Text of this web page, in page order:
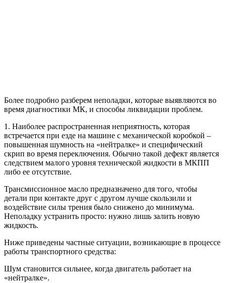
Более подробно разберем неполадки, которые выявляются во
время диагностики МК, и способы ликвидации проблем.
1. Наиболее распространенная неприятность, которая
встречается при езде на машине с механической коробкой –
повышенная шумность на «нейтралке» и специфический
скрип во время переключения. Обычно такой дефект является
следствием малого уровня технической жидкости в МКПП
либо ее отсутствие.
Трансмиссионное масло предназначено для того, чтобы
детали при контакте друг с другом лучше скользили и
воздействие силы трения было снижено до минимума.
Неполадку устранить просто: нужно лишь залить новую
жидкость.
Ниже приведены частные ситуации, возникающие в процессе
работы транспортного средства:
Шум становится сильнее, когда двигатель работает на
«нейтралке».